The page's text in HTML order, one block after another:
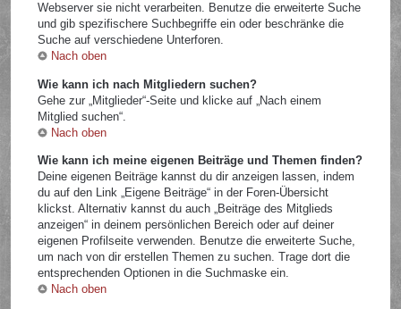
Webserver sie nicht verarbeiten. Benutze die erweiterte Suche
und gib spezifischere Suchbegriffe ein oder beschränke die
Suche auf verschiedene Unterforen.
Nach oben
Wie kann ich nach Mitgliedern suchen?
Gehe zur „Mitglieder“-Seite und klicke auf „Nach einem
Mitglied suchen“.
Nach oben
Wie kann ich meine eigenen Beiträge und Themen finden?
Deine eigenen Beiträge kannst du dir anzeigen lassen, indem
du auf den Link „Eigene Beiträge“ in der Foren-Übersicht
klickst. Alternativ kannst du auch „Beiträge des Mitglieds
anzeigen“ in deinem persönlichen Bereich oder auf deiner
eigenen Profilseite verwenden. Benutze die erweiterte Suche,
um nach von dir erstellen Themen zu suchen. Trage dort die
entsprechenden Optionen in die Suchmaske ein.
Nach oben